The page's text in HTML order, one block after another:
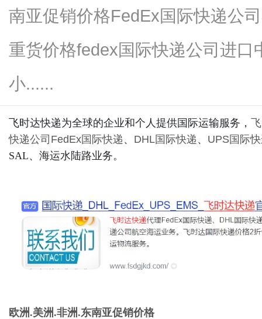
南亚促销价格FedEx国际快递公
重货价格fedex国际快递公司进
小......
飞时达快递为全球的企业和个人提供国际运输服务，
快递公司 FedEx国际快递 、 DHL国际快递 、 UPS国际
SAL、海运水陆路业务。
欧洲.美洲.非洲.东南亚促销价格